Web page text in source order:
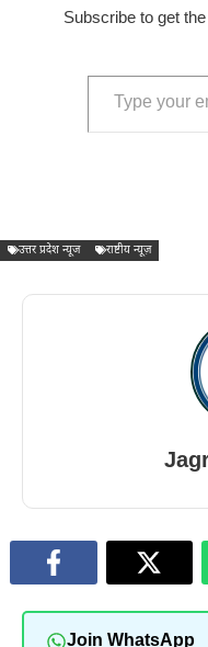
Subscribe to get
Type your email…
उत्तर प्रदेश न्यूज राष्टीय न्यूज़
Join WhatsApp